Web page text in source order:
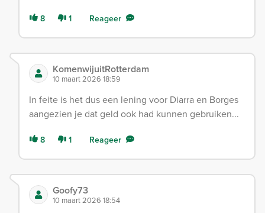
8 1 Reageer
KomenwijuitRotterdam
10 maart 2026 18:59
In feite is het dus een lening voor Diarra en Borges
aangezien je dat geld ook had kunnen gebruiken...
8 1 Reageer
Goofy73
10 maart 2026 18:54